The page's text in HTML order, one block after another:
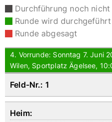
Durchführung noch nicht
Runde wird durchgeführt
Runde abgesagt
4. Vorrunde: Sonntag 7. Juni
Wilen, Sportplatz Ägelsee,
Feld-Nr.: 1